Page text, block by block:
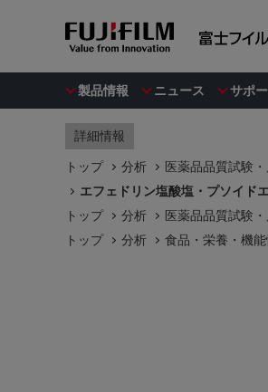
製品情報 ニュース サポ
詳細情報
トップ 分析 医薬品品質試験
エフェドリン塩酸塩・プソイド
トップ
分析 医薬品品質試験
トップ
分析 食品・栄養・機